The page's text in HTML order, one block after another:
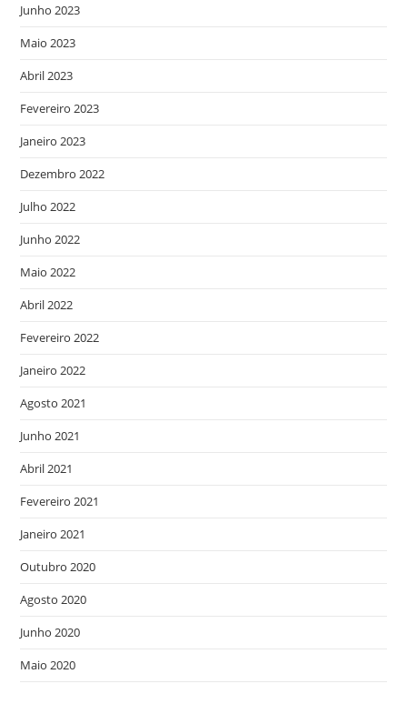
Junho 2023
Maio 2023
Abril 2023
Fevereiro 2023
Janeiro 2023
Dezembro 2022
Julho 2022
Junho 2022
Maio 2022
Abril 2022
Fevereiro 2022
Janeiro 2022
Agosto 2021
Junho 2021
Abril 2021
Fevereiro 2021
Janeiro 2021
Outubro 2020
Agosto 2020
Junho 2020
Maio 2020